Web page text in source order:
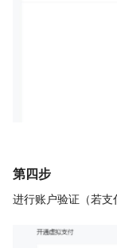
第四步
进行账户验证（若支